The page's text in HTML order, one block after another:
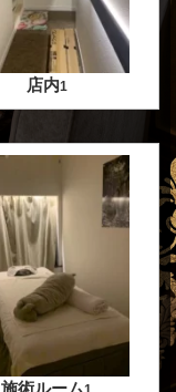
店内1
施術ルーム